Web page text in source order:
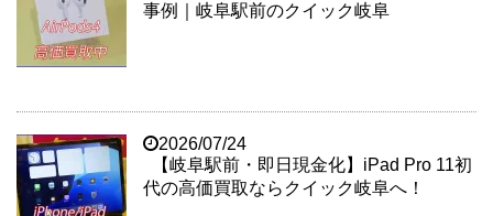
事例｜岐阜駅前のクイック岐阜
2026/07/24
【岐阜駅前・即日現金化】iPad Pro 11初
代の高価買取ならクイック岐阜へ！